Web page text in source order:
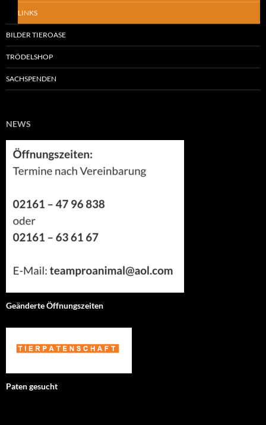
LINKS
BILDER TIEROASE
TRÖDELSHOP
SACHSPENDEN
NEWS
Geänderte Öffnungszeiten
Paten gesucht